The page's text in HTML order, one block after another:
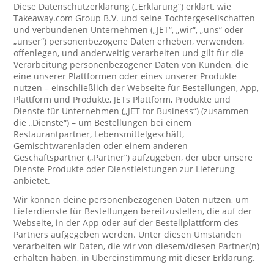
Diese Datenschutzerklärung („Erklärung“) erklärt, wie
Takeaway.com Group B.V. und seine Tochtergesellschaften
und verbundenen Unternehmen („JET“, „wir“, „uns“ oder
„unser“) personenbezogene Daten erheben, verwenden,
offenlegen, und anderweitig verarbeiten und gilt für die
Verarbeitung personenbezogener Daten von Kunden, die
eine unserer Plattformen oder eines unserer Produkte
nutzen – einschließlich der Webseite für Bestellungen, App,
Plattform und Produkte, JETs Plattform, Produkte und
Dienste für Unternehmen („JET for Business“) (zusammen
die „Dienste“) – um Bestellungen bei einem
Restaurantpartner, Lebensmittelgeschäft,
Gemischtwarenladen oder einem anderen
Geschäftspartner („Partner“) aufzugeben, der über unsere
Dienste Produkte oder Dienstleistungen zur Lieferung
anbietet.
Wir können deine personenbezogenen Daten nutzen, um
Lieferdienste für Bestellungen bereitzustellen, die auf der
Webseite, in der App oder auf der Bestellplattform des
Partners aufgegeben werden. Unter diesen Umständen
verarbeiten wir Daten, die wir von diesem/diesen Partner(n)
erhalten haben, in Übereinstimmung mit dieser Erklärung.